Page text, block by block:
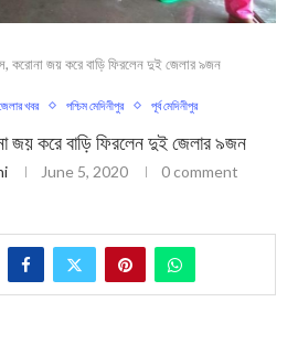
করোনা জয় করে বাড়ি ফিরলেন দুই জেলার ৯জন
খবর পশ্চিম মেদিনীপুর পূর্ব মেদিনীপুর
জয় করে বাড়ি ফিরলেন দুই জেলার ৯জন
June 5, 2020 0 comment